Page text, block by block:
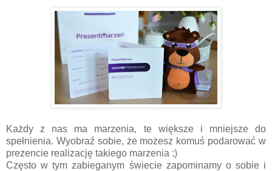
Każdy z nas ma marzenia, te większe i mniejsze do
spełnienia. Wyobraź sobie, że możesz komuś podarować w
prezencie realizację takiego marzenia :)
Często w tym zabieganym świecie zapominamy o sobie i